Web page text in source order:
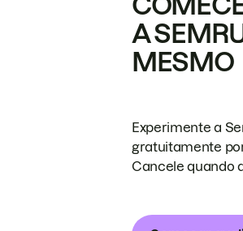
A
MESMO
Experimente a
gratuitamente
Cancele quando